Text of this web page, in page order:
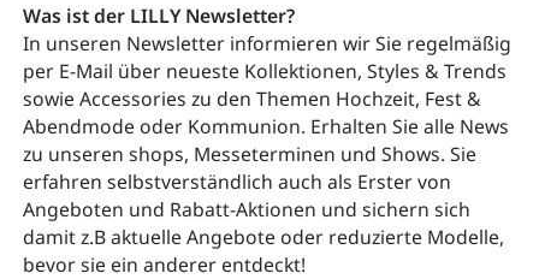
Was ist der LILLY Newsletter?
In unseren Newsletter informieren wir Sie regelmäßig
per E-Mail über neueste Kollektionen, Styles & Trends
sowie Accessories zu den Themen Hochzeit, Fest &
Abendmode oder Kommunion. Erhalten Sie alle News
zu unseren shops, Messeterminen und Shows. Sie
erfahren selbstverständlich auch als Erster von
Angeboten und Rabatt-Aktionen und sichern sich
damit z.B aktuelle Angebote oder reduzierte Modelle,
bevor sie ein anderer entdeckt!